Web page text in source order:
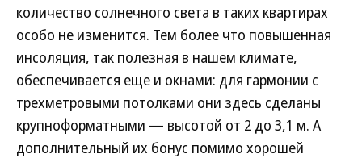
количество солнечного света в таких квартирах
особо не изменится. Тем более что повышенная
инсоляция, так полезная в нашем климате,
обеспечивается еще и окнами: для гармонии с
трехметровыми потолками они здесь сделаны
крупноформатными — высотой от 2 до 3,1 м. А
дополнительный их бонус помимо хорошей